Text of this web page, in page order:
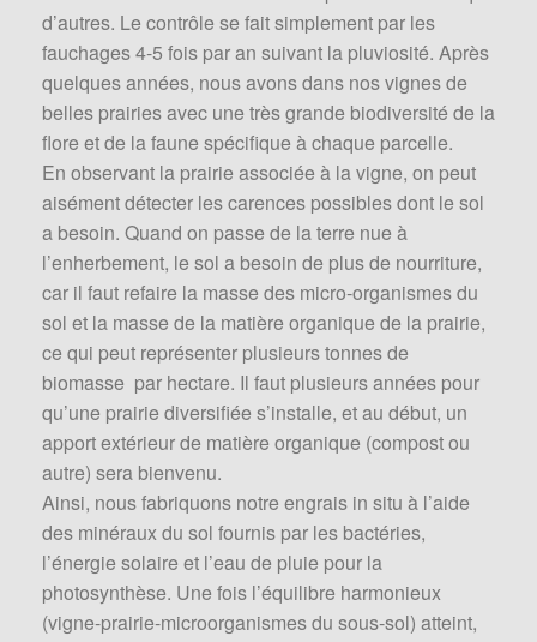
d’autres. Le contrôle se fait simplement par les
fauchages 4-5 fois par an suivant la pluviosité. Après
quelques années, nous avons dans nos vignes de
belles prairies avec une très grande biodiversité de la
flore et de la faune spécifique à chaque parcelle.
En observant la prairie associée à la vigne, on peut
aisément détecter les carences possibles dont le sol
a besoin. Quand on passe de la terre nue à
l’enherbement, le sol a besoin de plus de nourriture,
car il faut refaire la masse des micro-organismes du
sol et la masse de la matière organique de la prairie,
ce qui peut représenter plusieurs tonnes de
biomasse par hectare. Il faut plusieurs années pour
qu’une prairie diversifiée s’installe, et au début, un
apport extérieur de matière organique (compost ou
autre) sera bienvenu.
Ainsi, nous fabriquons notre engrais in situ à l’aide
des minéraux du sol fournis par les bactéries,
l’énergie solaire et l’eau de pluie pour la
photosynthèse. Une fois l’équilibre harmonieux
(vigne-prairie-microorganismes du sous-sol) atteint,